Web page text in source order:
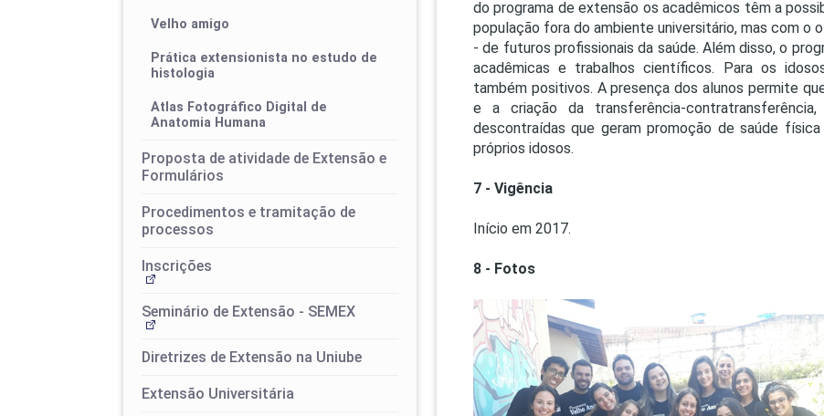
Velho amigo
Prática extensionista no estudo de
histologia
Atlas Fotográfico Digital de
Anatomia Humana
Proposta de atividade de Extensão e
Formulários
Procedimentos e tramitação de
processos
Inscrições
Seminário de Extensão - SEMEX
Diretrizes de Extensão na Uniube
Extensão Universitária
do programa de extensão os acadêmicos têm a
população fora do ambiente universitário, mas com o
- de futuros profissionais da saúde. Além disso, o
acadêmicas e trabalhos científicos. Para os
também positivos. A presença dos alunos permite
e a criação da transferência-
descontraídas que geram promoção de saúde
próprios idosos.
7 - Vigência
Início em 2017.
8 - Fotos